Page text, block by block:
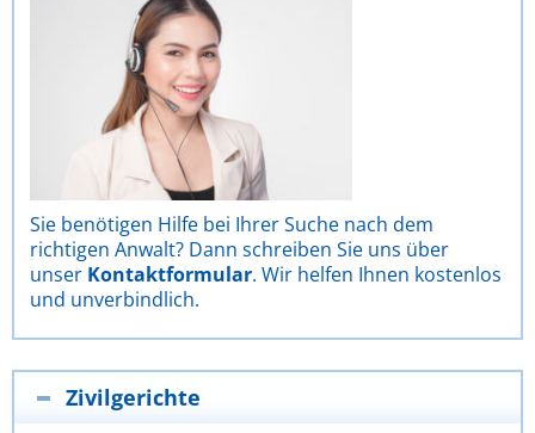
Sie benötigen Hilfe bei Ihrer Suche nach dem
richtigen Anwalt? Dann schreiben Sie uns über
unser Kontaktformular. Wir helfen Ihnen kostenlos
und unverbindlich.
Zivilgerichte